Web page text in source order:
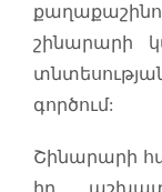
շինարարի
գործում:
Շինարարի
իր